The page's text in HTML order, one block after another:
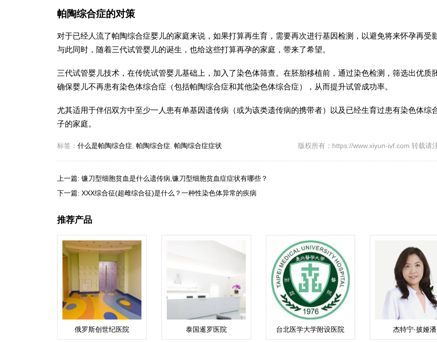
帕陶综合症的对策
对于已经人流了帕陶综合症婴儿的家庭来说，如果打算再生育，需要再次进行基因检测，以避免将来怀孕再受
与此同时，随着三代试管婴儿的诞生，也给这些打算再孕的家庭，带来了希望。
三代试管婴儿技术，在传统试管婴儿基础上，加入了染色体筛查。在胚胎移植前，通过染色检测，筛选出优质
确保婴儿不再患有染色体综合症（包括帕陶综合症和其他染色体综合症），从而提升试管成功率。
尤其适用于伴侣双方中至少一人患有单基因遗传病（或为该类遗传病的携带者）以及已经生育过患有染色体综
子的家庭。
标签： 什么是帕陶综合症 帕陶综合症 帕陶综合症症状 版权所有：https://www.xiyun-ivf.com 转载请
上一篇: 镰刀型细胞贫血是什么遗传病,镰刀型细胞贫血症症状有哪些？
下一篇: XXX综合征(超雌综合征)是什么？一种性染色体异常的疾病
推荐产品
俄罗斯创世纪医院 泰国暹罗医院 台北医学大学附设医院
杰特宁·披娅潘
（Piyaphan）